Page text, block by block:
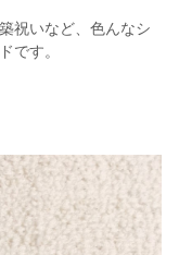
祝いなど、色んなシ
です。